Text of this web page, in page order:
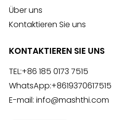
Über uns
Kontaktieren Sie uns
KONTAKTIEREN SIE UNS
TEL:+86 185 0173 7515
WhatsApp:+8619370617515
E-mail: info@mashthi.com